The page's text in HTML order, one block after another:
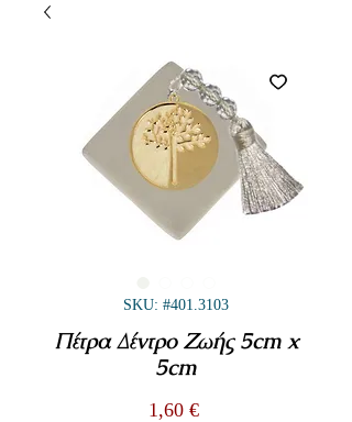
SKU: #401.3103
Πέτρα Δέντρο Ζωής 5cm x
5cm
1,60 €Τιμή